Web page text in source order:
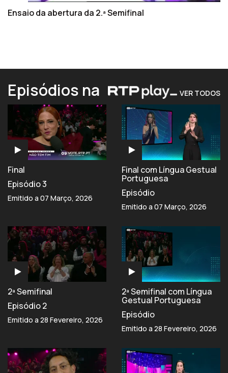
Ensaio da abertura da 2.ª Semifinal
Episódios na VER TODOS
Final
Episódio 3
Emitido a 07 Março, 2026
Final com Língua Gestual
Portuguesa
Episódio
Emitido a 07 Março, 2026
2ª Semifinal
Episódio 2
Emitido a 28 Fevereiro, 2026
2ª Semifinal com Língua
Gestual Portuguesa
Episódio
Emitido a 28 Fevereiro, 2026